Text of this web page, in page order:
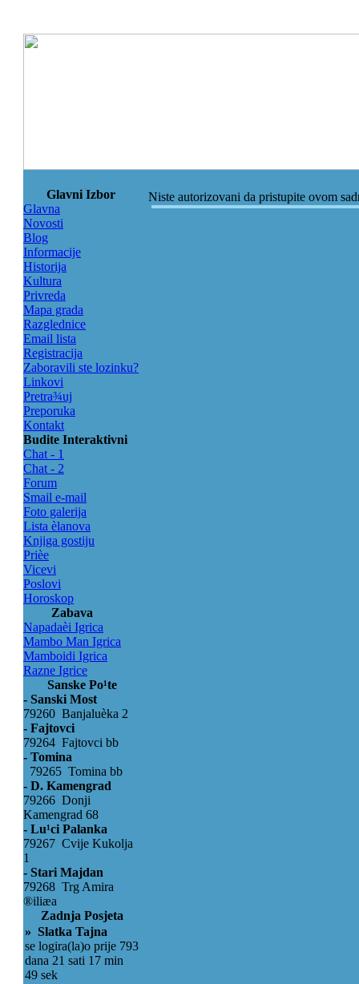
Glavni Izbor
Glavna
Novosti
Blog
Informacije
Historija
Kultura
Privreda
Mapa grada
Razglednice
Email lista
Registracija
Zaboravili ste lozinku?
Linkovi
Pretra¾uj
Preporuka
Kontakt
Budite Interaktivni
Chat - 1
Chat - 2
Forum
Smail e-mail
Foto galerija
Lista èlanova
Knjiga gostiju
Prièe
Vicevi
Poslovi
Horoskop
Zabava
Napadaèi Igrica
Mambo Man Igrica
Mamboidi Igrica
Razne Igrice
Sanske Po¹te
- Sanski Most
79260 Banjaluèka 2
- Fajtovci
79264 Fajtovci bb
- Tomina
79265 Tomina bb
- D. Kamengrad
79266 Donji
Kamengrad 68
- Lu¹ci Palanka
79267 Cvije Kukolja
1
- Stari Majdan
79268 Trg Amira
®iliæa
Zadnja Posjeta
» Slatka Tajna
se logira(la)o prije 793
dana 21 sati 17 min
49 sek
Niste autorizovani da pristupite ovom